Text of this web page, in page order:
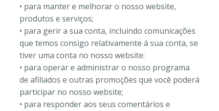
• para manter e melhorar o nosso website,
produtos e serviços;
• para gerir a sua conta, incluindo comunicações
que temos consigo relativamente á sua conta, se
tiver uma conta no nosso website:
• para operar e administrar o nosso programa
de afiliados e outras promoções que você poderá
participar no nosso website;
• para responder aos seus comentários e